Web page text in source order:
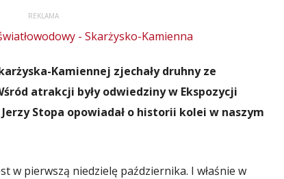
REKLAMA
Kamiennej zjechały druhny ze
atrakcji były odwiedziny w Ekspozycji
Stopa opowiadał o historii kolei w naszym
w pierwszą niedzielę października. I właśnie w